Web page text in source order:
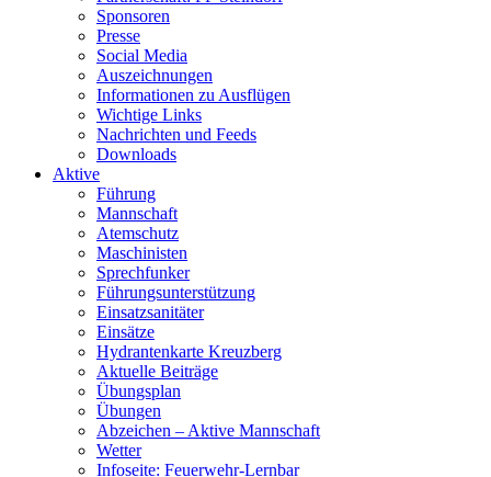
Sponsoren
Presse
Social Media
Auszeichnungen
Informationen zu Ausflügen
Wichtige Links
Nachrichten und Feeds
Downloads
Aktive
Führung
Mannschaft
Atemschutz
Maschinisten
Sprechfunker
Führungsunterstützung
Einsatzsanitäter
Einsätze
Hydrantenkarte Kreuzberg
Aktuelle Beiträge
Übungsplan
Übungen
Abzeichen – Aktive Mannschaft
Wetter
Infoseite: Feuerwehr-Lernbar